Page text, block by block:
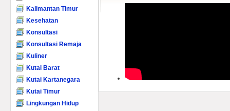
Kalimantan Timur
Kesehatan
Konsultasi
Konsultasi Remaja
Kuliner
Kutai Barat
Kutai Kartanegara
Kutai Timur
Lingkungan Hidup